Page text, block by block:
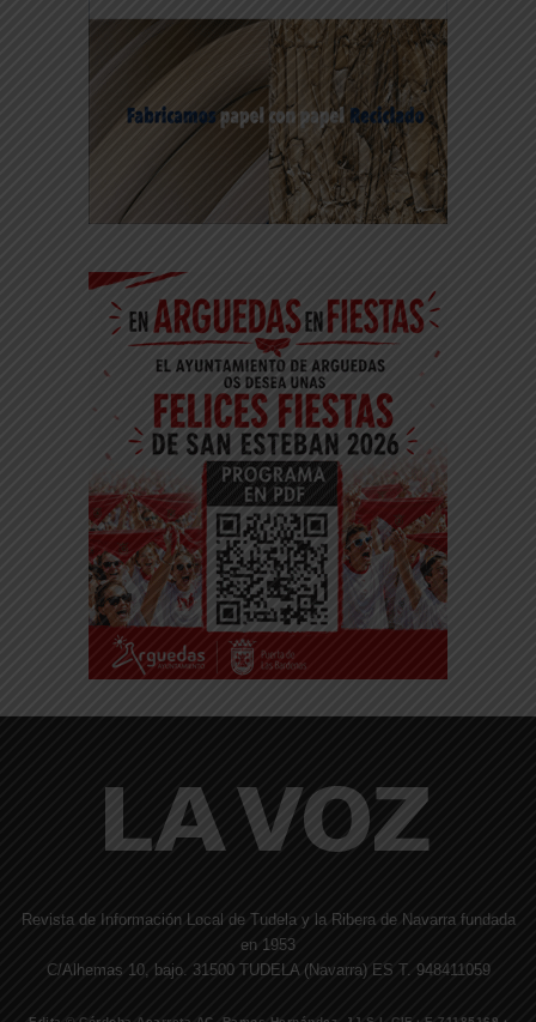
Revista de Información Local de Tudela y la Ribera de Navarra fundada
en 1953
C/Alhemas 10, bajo. 31500 TUDELA (Navarra) ES T. 948411059